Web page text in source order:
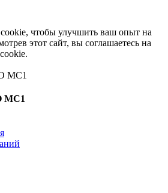
чтобы улучшить ваш опыт на
этот сайт, вы соглашаетесь на
MC1